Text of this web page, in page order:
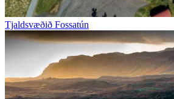
Tjaldsvæðið Fossatún